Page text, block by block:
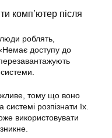
комп’ютер після
роблять,
доступу до
тому що воно
розпізнати їх.
використовувати